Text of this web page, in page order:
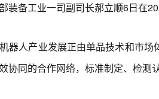
备工业一司副司长郝立顺6日在
人产业发展正由单品技术和市场
协同的合作网络，标准制定、检